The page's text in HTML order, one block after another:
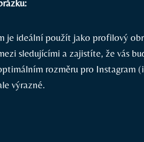
je ideální použít jako profilový
sledujícími a zajistíte, že vás
rozměru pro Instagram
výrazné.